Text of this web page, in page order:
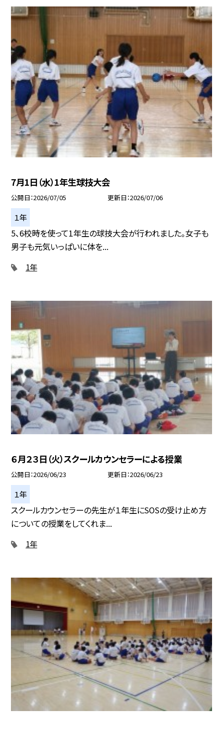
7月1日（水）1年生球技大会
公開日 2026/07/05 更新日 2026/07/06
１年
5、6校時を使って1年生の球技大会が行われました。女子も
男子も元気いっぱいに体を...
1年
６月２３日（火）スクールカウンセラーによる授業
公開日 2026/06/23 更新日 2026/06/23
１年
スクールカウンセラーの先生が１年生にSOSの受け止め方
についての授業をしてくれま...
1年